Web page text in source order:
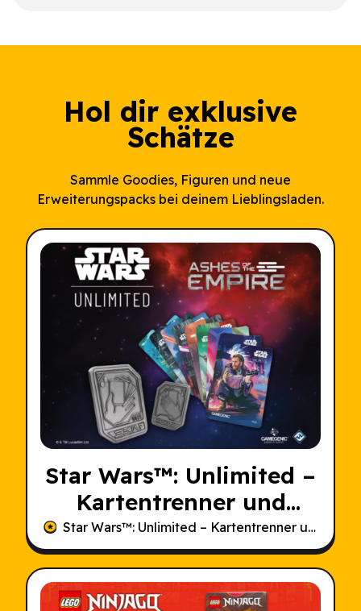
Hol dir exklusive
Schätze
Sammle Goodies, Figuren und neue
Erweiterungspacks bei deinem Lieblingsladen.
Star Wars™: Unlimited –
Kartentrenner und
Handmarker
Star Wars™: Unlimited – Kartentrenner und Handmarker – Asche des Imperiums